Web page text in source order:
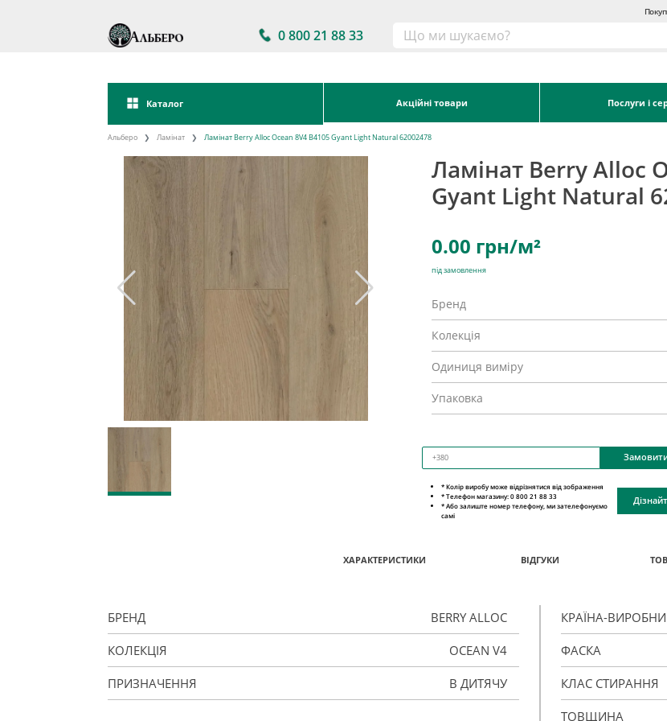
0 800 21 88 33
Каталог Акційні товари Послуги і
Альберо Ламінат Ламінат Berry Alloc Ocean 8V4 B4105 Gyant Light Natural 62002478
Ламінат Berry Alloc
Gyant Light Natural
0.00 грн/м²
під замовлення
Бренд
Колекція
Одиниця виміру
Упаковка
* Колір виробу може відрізнятися від зображення
* Телефон магазину: 0 800 21 88 33
* Або залиште номер телефону, ми зателефонуємо
самі
ХАРАКТЕРИСТИКИ ВІДГУКИ
БРЕНД BERRY ALLOC
КОЛЕКЦІЯ OCEAN V4
ПРИЗНАЧЕННЯ В ДИТЯЧУ
КРАЇНА-
ФАСКА
КЛАС СТИРАННЯ
ТОВЩИНА